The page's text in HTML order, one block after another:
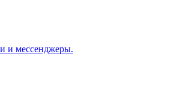
и мессенджеры.